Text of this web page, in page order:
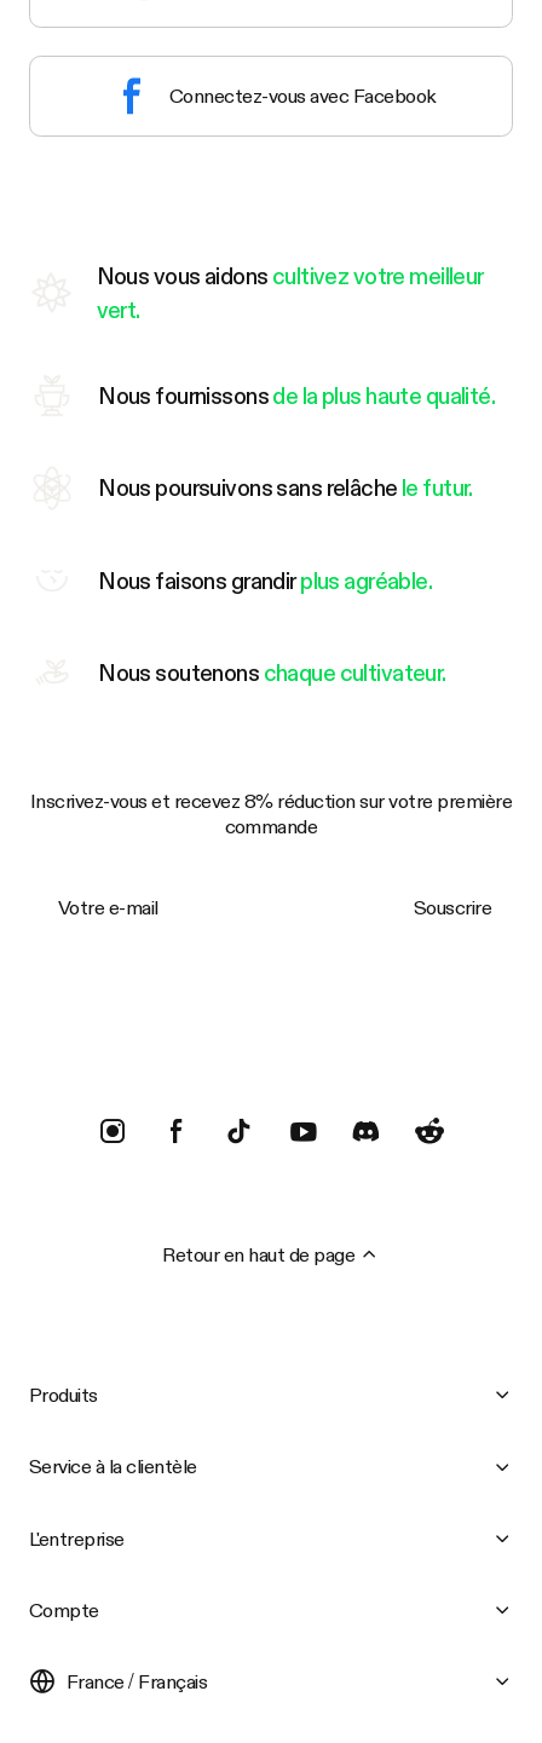
Connectez-vous avec Facebook
Nous vous aidons cultivez votre meilleur
vert.
Nous fournissonsde la plus haute qualité.
Nous poursuivons sans relâche le futur.
Nous faisons grandirplus agréable.
Nous soutenons chaque cultivateur.
Inscrivez-vous et recevez 8% réduction sur votre première
commande
Souscrire
Retour en haut de page
Produits
Service à la clientèle
L'entreprise
Compte
France / Français